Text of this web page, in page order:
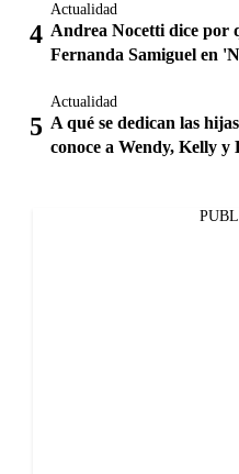
Actualidad
Andrea Nocetti dice por
Fernanda Samiguel en
Actualidad
A qué se dedican las
conoce a Wendy, Kelly y